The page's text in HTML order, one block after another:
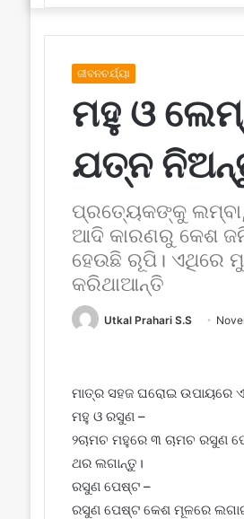
ଜୀବନଚର୍ଯ୍ୟା
ମହୁ ଓ
ଯତ୍ନ
ପ୍ରତ୍ୟେକଙ୍କୁ
ଆଦି କାରଣରୁ କେଶ
ହେଉଛି ରୂପି। ଏଥିରେ
କରିଥାଆନ୍ତି
Utkal Prahari S.S
ମାତ୍ର ସହଜ ଘରୋଇ ଉପାୟରେ
ମହୁ ଓ ରସୁଣ –
୨ଚାମଚ ମହୁରେ ୩ ଚାମଚ ରସୁଣ
ଥର ଲଗାନ୍ତୁ।
ରସୁଣ ପେଷ୍ଟ –
ରସୁଣ ପେଷ୍ଟ କେଶ ମୂଳରେ